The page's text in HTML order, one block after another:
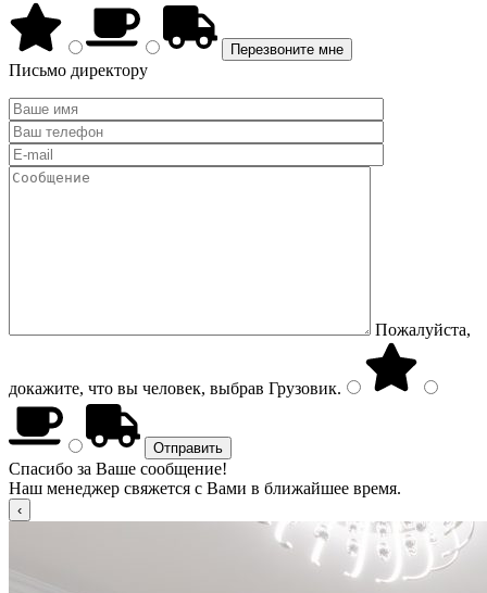
Письмо директору
Пожалуйста,
докажите, что вы человек, выбрав Грузовик.
Спасибо за Ваше сообщение!
Наш менеджер свяжется с Вами в ближайшее время.